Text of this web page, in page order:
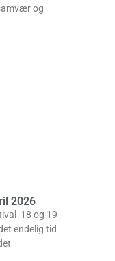
og
2026
18 og 19
endelig tid